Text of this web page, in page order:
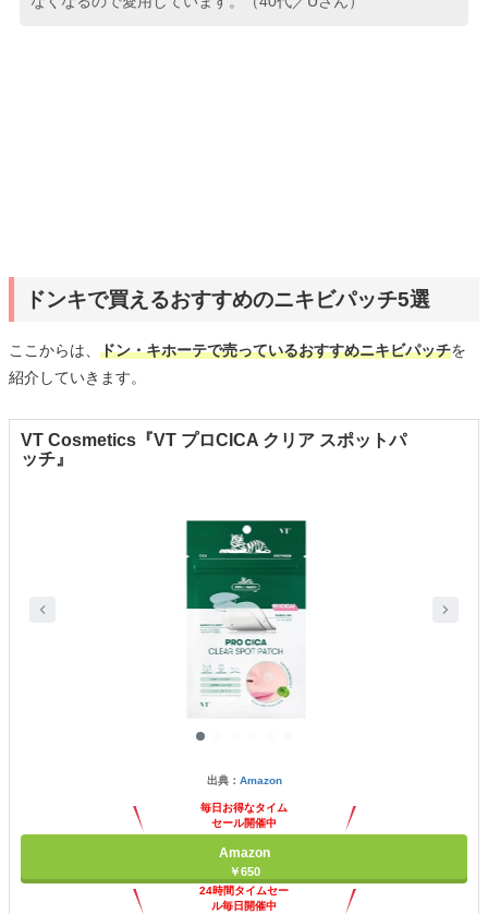
ドンキで買えるおすすめのニキビパッチ5選
ここからは、 ドン・キホーテで売っているおすすめニキビパッチを
紹介していきます。
VT Cosmetics『VT プロCICA クリア スポットパ
ッチ』
出典： Amazon
毎日お得なタイム
セール開催中
Amazon
￥650
24時間タイムセー
ル毎日開催中